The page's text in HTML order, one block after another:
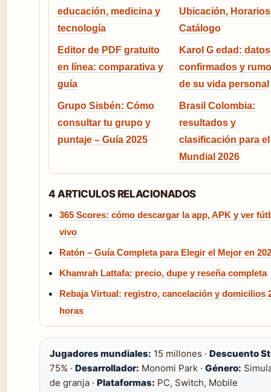
educación, medicina y
tecnología
Ubicación,
Catálogo
Editor de PDF gratuito
en línea: comparativa y
guía
Karol G edad: datos
confirmados y
de su vida personal
Grupo Sisbén: Cómo
consultar tu grupo y
puntaje – Guía 2025
Brasil Colombia:
resultados y
clasificación para el
Mundial 2026
4 ARTICULOS RELACIONADOS
365 Scores: cómo descargar la app, APK y ver
vivo
Ratón – Guía Completa para Elegir el Mejor en
Khamrah Lattafa: precio, dupe y reseña completa
Rebaja Virtual: registro, cancelación y domicilios
horas
Jugadores mundiales: 15 millones · Descuento
75% · Desarrollador: Monomi Park · Género:
de granja · Plataformas: PC, Switch, Mobile